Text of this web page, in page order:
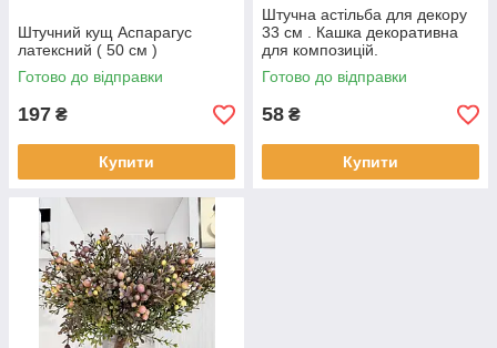
Штучний кущ Аспарагус
латексний ( 50 см )
Готово до відправки
197 ₴
Купити
Штучна астільба для декору
33 см . Кашка декоративна
для композицій.
Готово до відправки
58 ₴
Купити